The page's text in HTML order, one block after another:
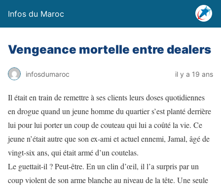
Infos du Maroc
Vengeance mortelle entre dealers
infosdumaroc il y a 19 ans
Il était en train de remettre à ses clients leurs doses quotidiennes
en drogue quand un jeune homme du quartier s’est planté derrière
lui pour lui porter un coup de couteau qui lui a coûté la vie. Ce
jeune n’était autre que son ex-ami et actuel ennemi, Jamal, âgé de
vingt-six ans, qui était armé d’un coutelas.
Le guettait-il ? Peut-être. En un clin d’œil, il l’a surpris par un
coup violent de son arme blanche au niveau de la tête. Une seule